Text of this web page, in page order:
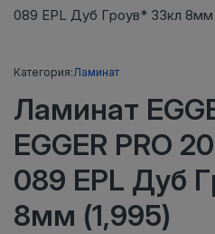
Категория:Ламинат
Ламинат
EGGER PRO
089 EPL Дуб
8мм (1,995)